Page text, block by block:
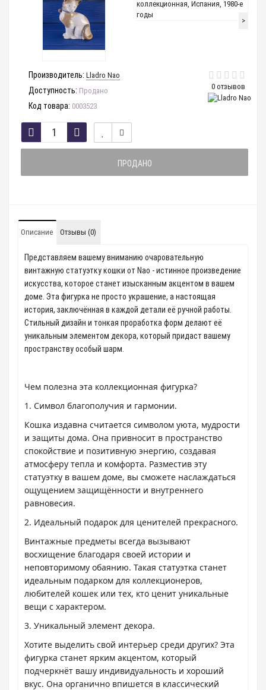
>
0 отзывов
Производитель: Lladro Nao
Доступность: Продано
Код товара: 0003523
ПРОДАНО
Описание Отзывы (0)
Представляем вашему вниманию очаровательную
винтажную статуэтку кошки от Nao - истинное произведение
искусства, которое станет изысканным акцентом в вашем
доме. Эта фигурка не просто украшение, а настоящая
история, заключённая в каждой детали её ручной работы.
Стильный дизайн и тонкая проработка форм делают её
уникальным элементом декора, который придаст вашему
пространству особый шарм.
Чем полезна эта коллекционная фигурка?
1. Символ благополучия и гармонии.
Кошка издавна считается символом уюта, мудрости
и защиты дома. Она привносит в пространство
спокойствие и позитивную энергию, создавая
атмосферу тепла и комфорта. Разместив эту
статуэтку в вашем доме, вы сможете наслаждаться
ощущением защищённости и внутреннего
равновесия.
2. Идеальный подарок для ценителей прекрасного.
Винтажные предметы всегда вызывают
восхищение благодаря своей истории и
неповторимому обаянию. Такая статуэтка станет
идеальным подарком для коллекционеров,
любителей кошек или тех, кто ценит уникальные
вещи с характером.
3. Уникальный элемент декора.
Хотите выделить свой интерьер среди других? Эта
фигурка станет ярким акцентом, который
подчеркнёт вашу индивидуальность и хороший
вкус. Она органично впишется в классический